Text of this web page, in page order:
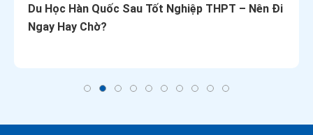
Du Học Hàn Quốc Sau Tốt Nghiệp THPT – Nên Đi
Ngay Hay Chờ?